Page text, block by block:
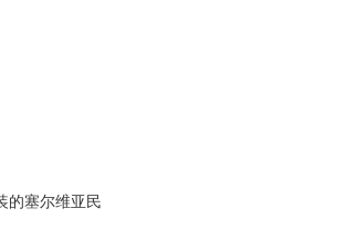
的塞尔维亚民